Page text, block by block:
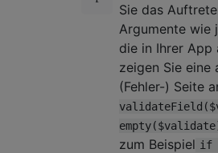
Sie das
Argumente wie
die in Ihrer App
zeigen Sie eine
(Fehler-) Seite
zum Beispiel if